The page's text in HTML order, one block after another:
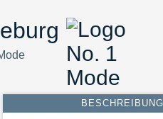
BESCHREIBUNG